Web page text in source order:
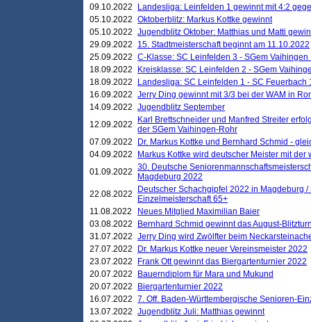
09.10.2022
Landesliga: Leinfelden 1 gewinnt mit 4:2
05.10.2022 Oktoberblitz: Markus Kottke gewinnt
05.10.2022 Jugendblitz Oktober: Matthias und Matti
29.09.2022
15. Stadtmeisterschaft beginnt am 11.10.2022
25.09.2022 C-Klasse: SC Leinfelden 3 - SGem Vaihingen
18.09.2022
Kreisklasse: SC Leinfelden 2 - SGem
18.09.2022
Landesliga: SC Leinfelden 1 - SC Feuerbach
16.09.2022 Jerry Ding gewinnt mit 3/3 bei der WAM in
14.09.2022 Jugendblitz September
12.09.2022
Karl Brettschneider und Manfred Streiter
der SGem Vaihingen-Rohr
07.09.2022
Dr. Markus Kottke und Bernhard Schmid -
04.09.2022
Markus Kottke wird deutscher Meister mit
01.09.2022 30. Deutsche
Magdeburg 2022
22.08.2022
Deutscher Schachgipfel 2022 in Magdeburg
Einzelmeisterschaft 65+
11.08.2022
Neues Mitglied Maximilian Baier
03.08.2022
Bernhard Schmid gewinnt das August-
31.07.2022 Jerry Ding wird Zwölfter beim
27.07.2022
Dr. Markus Kottke neuer Vereinsmeister 2022
23.07.2022
Frank Ott gewinnt das Biergartenturnier 2022
20.07.2022
Bauerndiplom für Mara und Mukund
20.07.2022
Biergartenturnier 2022
16.07.2022 7. Off. Baden-Württembergische Senioren-
13.07.2022 Jugendblitz Juli: Matthias gewinnt